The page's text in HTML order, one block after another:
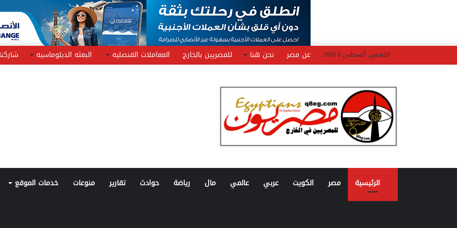
الخميس, أغسطس 6 2026 عن مصر نحن هنا للمصريين بالخارج المعاملات القنصليه البعثه الدبلوماسيه شاركنا
الرئيسية مصر الكويت عربي عالمي مال رياضة حوادث تقارير منوعات خدمات الموقع